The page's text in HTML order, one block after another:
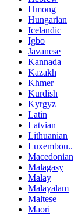
Hmong
Hungarian
Icelandic
Igbo
Javanese
Kannada
Kazakh
Khmer
Kurdish
Kyrgyz
Latin
Latvian
Lithuanian
Luxembou..
Macedonian
Malagasy
Malay
Malayalam
Maltese
Maori